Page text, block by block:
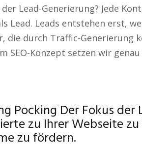
Lead-Generierung? Jede
Lead. Leads entstehen erst,
die durch Traffic-Generierung
SEO-Konzept setzen wir
Pocking Der Fokus
zu Ihrer Webseite
zu fördern.